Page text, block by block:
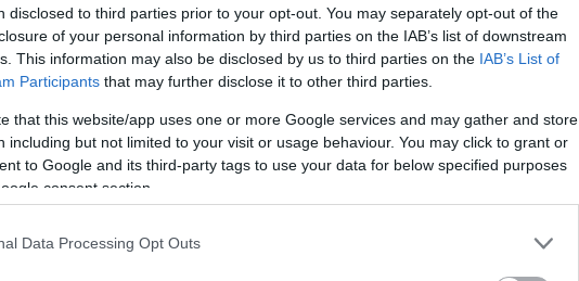
disclosed to third parties prior to your opt-out. You may separately opt-out of the
of your personal information by third parties on the IAB’s list of downstream
This information may also be disclosed by us to third parties on the IAB’s List of
Participants that may further disclose it to other third parties.
that this website/app uses one or more Google services and may gather and store
including but not limited to your visit or usage behaviour. You may click to grant or
to Google and its third-party tags to use your data for below specified purposes
consent section.
Data Processing Opt Outs